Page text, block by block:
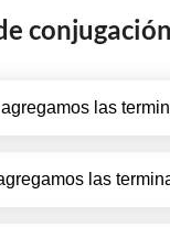
las
las